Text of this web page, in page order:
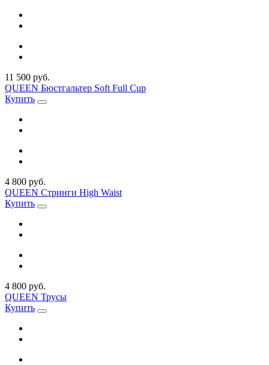
11 500 руб.
QUEEN Бюстгальтер Soft Full Cup
Купить
4 800 руб.
QUEEN Стринги High Waist
Купить
4 800 руб.
QUEEN Трусы
Купить